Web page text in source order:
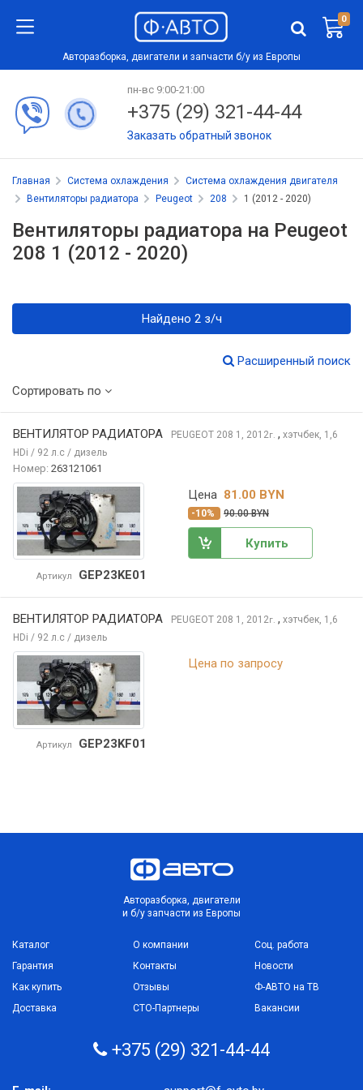
0
Авторазборка, двигатели и запчасти б/у из Европы
пн-вс 9:00-21:00
+375 (29) 321-44-44
Заказать обратный звонок
Главная Система охлаждения
Система охлаждения двигателя
Вентиляторы радиатора
Peugeot 208 1 (2012 - 2020)
Вентиляторы радиатора на Peugeot
208 1 (2012 - 2020)
Найдено 2 з/ч
Расширенный поиск
Сортировать по
ВЕНТИЛЯТОР РАДИАТОРА PEUGEOT 208 1, 2012г. , хэтчбек, 1,6
HDi / 92 л.с / дизель
Номер: 263121061
Артикул GEP23KE01
Цена 81.00 BYN
-10% 90.00 BYN
Купить
ВЕНТИЛЯТОР РАДИАТОРА PEUGEOT 208 1, 2012г. , хэтчбек, 1,6
HDi / 92 л.с / дизель
Артикул GEP23KF01
Цена по запросу
Авторазборка, двигатели
и б/у запчасти из Европы
Каталог
Гарантия
Как купить
Доставка
О компании
Контакты
Отзывы
СТО-Партнеры
Соц. работа
Новости
Ф-АВТО на ТВ
Вакансии
+375 (29) 321-44-44